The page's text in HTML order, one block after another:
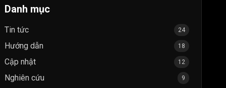
Danh mục
Tin tức 24
Hướng dẫn 18
Cập nhật 12
Nghiên cứu 9